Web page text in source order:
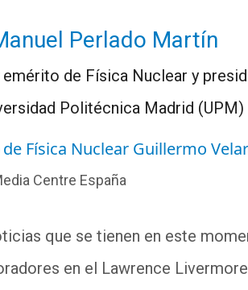
Perlado Martín
de Física Nuclear y
Politécnica Madrid (UPM)
Física Nuclear Guillermo
Centre España
que se tienen en este
en el Lawrence